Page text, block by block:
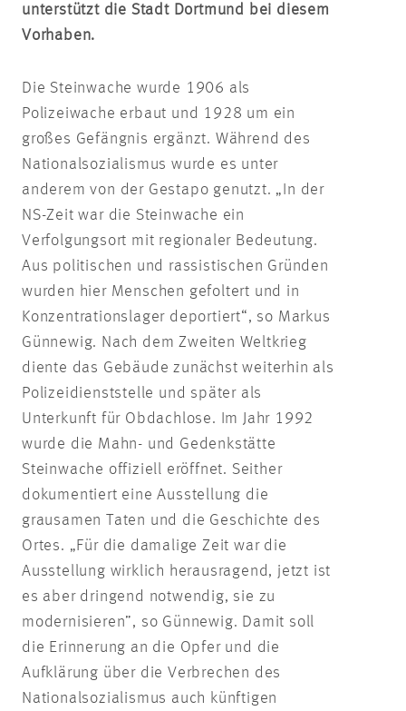
unterstützt die Stadt Dortmund bei diesem
Vorhaben.
Die Steinwache wurde 1906 als
Polizeiwache erbaut und 1928 um ein
großes Gefängnis ergänzt. Während des
Nationalsozialismus wurde es unter
anderem von der Gestapo genutzt. „In der
NS-Zeit war die Steinwache ein
Verfolgungsort mit regionaler Bedeutung.
Aus politischen und rassistischen Gründen
wurden hier Menschen gefoltert und in
Konzentrationslager deportiert“, so Markus
Günnewig. Nach dem Zweiten Weltkrieg
diente das Gebäude zunächst weiterhin als
Polizeidienststelle und später als
Unterkunft für Obdachlose. Im Jahr 1992
wurde die Mahn- und Gedenkstätte
Steinwache offiziell eröffnet. Seither
dokumentiert eine Ausstellung die
grausamen Taten und die Geschichte des
Ortes. „Für die damalige Zeit war die
Ausstellung wirklich herausragend, jetzt ist
es aber dringend notwendig, sie zu
modernisieren”, so Günnewig. Damit soll
die Erinnerung an die Opfer und die
Aufklärung über die Verbrechen des
Nationalsozialismus auch künftigen